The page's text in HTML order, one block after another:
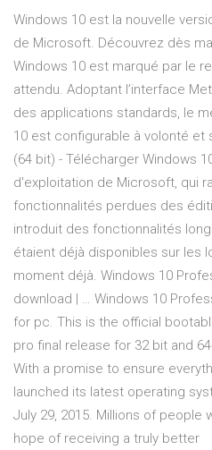
Windows 10 est la nouvelle
de Microsoft. Découvrez dès
Windows 10 est marqué par le
attendu. Adoptant l’interface
des applications standards, le
10 est configurable à volonté et
(64 bit) - Télécharger Windows
d'exploitation de Microsoft, qui
fonctionnalités perdues des
introduit des fonctionnalités
étaient déjà disponibles sur les
moment déjà. Windows 10
download | … Windows 10
for pc. This is the official
pro final release for 32 bit and
With a promise to ensure
launched its latest operating
July 29, 2015. Millions of people
hope of receiving a truly better